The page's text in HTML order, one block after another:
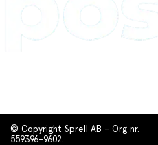
© Copyright Sprell AB - Org nr.
559396-9602.